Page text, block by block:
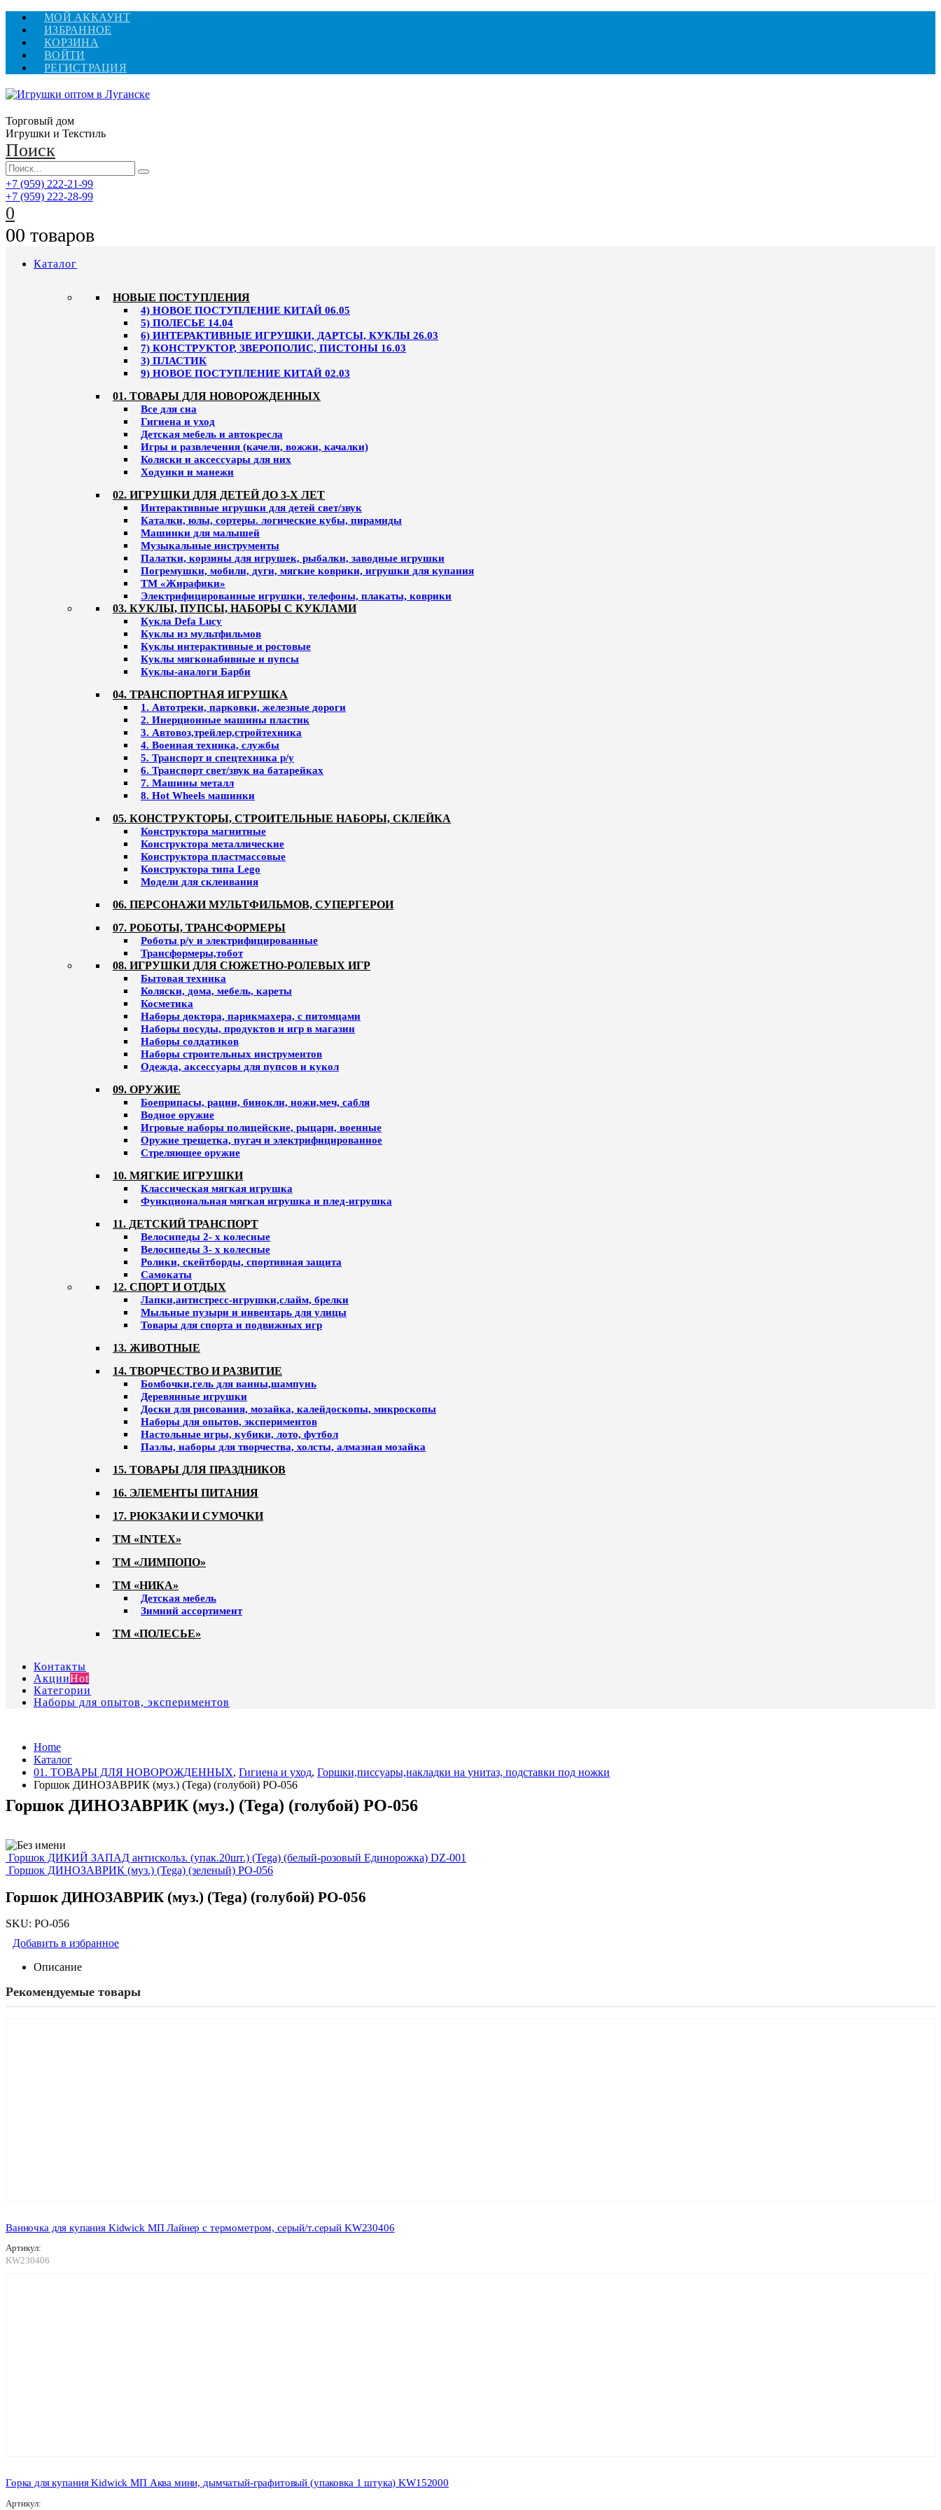
МОЙ АККАУНТ
ИЗБРАННОЕ
КОРЗИНА
ВОЙТИ
РЕГИСТРАЦИЯ
Торговый дом
Игрушки и Текстиль
Поиск
+7 (959) 222-21-99
+7 (959) 222-28-99
0
00 товаров
Каталог
НОВЫЕ ПОСТУПЛЕНИЯ
4) НОВОЕ ПОСТУПЛЕНИЕ КИТАЙ 06.05
5) ПОЛЕСЬЕ 14.04
6) ИНТЕРАКТИВНЫЕ ИГРУШКИ, ДАРТСЫ, КУКЛЫ 26.03
7) КОНСТРУКТОР, ЗВЕРОПОЛИС, ПИСТОНЫ 16.03
3) ПЛАСТИК
9) НОВОЕ ПОСТУПЛЕНИЕ КИТАЙ 02.03
01. ТОВАРЫ ДЛЯ НОВОРОЖДЕННЫХ
Все для сна
Гигиена и уход
Детская мебель и автокресла
Игры и развлечения (качели, вожжи, качалки)
Коляски и аксессуары для них
Ходунки и манежи
02. ИГРУШКИ ДЛЯ ДЕТЕЙ ДО 3-Х ЛЕТ
Интерактивные игрушки для детей свет/звук
Каталки, юлы, сортеры. логические кубы, пирамиды
Машинки для малышей
Музыкальные инструменты
Палатки, корзины для игрушек, рыбалки, заводные игрушки
Погремушки, мобили, дуги, мягкие коврики, игрушки для купания
ТМ «Жирафики»
Электрифицированные игрушки, телефоны, плакаты, коврики
03. КУКЛЫ, ПУПСЫ, НАБОРЫ С КУКЛАМИ
Кукла Defa Lucy
Куклы из мультфильмов
Куклы интерактивные и ростовые
Куклы мягконабивные и пупсы
Куклы-аналоги Барби
04. ТРАНСПОРТНАЯ ИГРУШКА
1. Автотреки, парковки, железные дороги
2. Инерционные машины пластик
3. Автовоз,трейлер,стройтехника
4. Военная техника, службы
5. Транспорт и спецтехника р/у
6. Транспорт свет/звук на батарейках
7. Машины металл
8. Hot Wheels машинки
05. КОНСТРУКТОРЫ, СТРОИТЕЛЬНЫЕ НАБОРЫ, СКЛЕЙКА
Конструктора магнитные
Конструктора металлические
Конструктора пластмассовые
Конструктора типа Lego
Модели для склеивания
06. ПЕРСОНАЖИ МУЛЬТФИЛЬМОВ, СУПЕРГЕРОИ
07. РОБОТЫ, ТРАНСФОРМЕРЫ
Роботы р/у и электрифицированные
Трансформеры,тобот
08. ИГРУШКИ ДЛЯ СЮЖЕТНО-РОЛЕВЫХ ИГР
Бытовая техника
Коляски, дома, мебель, кареты
Косметика
Наборы доктора, парикмахера, с питомцами
Наборы посуды, продуктов и игр в магазин
Наборы солдатиков
Наборы строительных инструментов
Одежда, аксессуары для пупсов и кукол
09. ОРУЖИЕ
Боеприпасы, рации, бинокли, ножи,меч, сабля
Водное оружие
Игровые наборы полицейские, рыцари, военные
Оружие трещетка, пугач и электрифицированное
Стреляющее оружие
10. МЯГКИЕ ИГРУШКИ
Классическая мягкая игрушка
Функциональная мягкая игрушка и плед-игрушка
11. ДЕТСКИЙ ТРАНСПОРТ
Велосипеды 2- х колесные
Велосипеды 3- х колесные
Ролики, скейтборды, спортивная защита
Самокаты
12. СПОРТ И ОТДЫХ
Лапки,антистресс-игрушки,слайм, брелки
Мыльные пузыри и инвентарь для улицы
Товары для спорта и подвижных игр
13. ЖИВОТНЫЕ
14. ТВОРЧЕСТВО И РАЗВИТИЕ
Бомбочки,гель для ванны,шампунь
Деревянные игрушки
Доски для рисования, мозайка, калейдоскопы, микроскопы
Наборы для опытов, экспериментов
Настольные игры, кубики, лото, футбол
Пазлы, наборы для творчества, холсты, алмазная мозайка
15. ТОВАРЫ ДЛЯ ПРАЗДНИКОВ
16. ЭЛЕМЕНТЫ ПИТАНИЯ
17. РЮКЗАКИ И СУМОЧКИ
ТМ «INTEX»
ТМ «ЛИМПОПО»
ТМ «НИКА»
Детская мебель
Зимний ассортимент
ТМ «ПОЛЕСЬЕ»
Контакты
АкцииHot
Категории
Наборы для опытов, экспериментов
Home
Каталог
01. ТОВАРЫ ДЛЯ НОВОРОЖДЕННЫХ, Гигиена и уход, Горшки,писсуары,накладки на унитаз, подставки под ножки
Горшок ДИНОЗАВРИК (муз.) (Tega) (голубой) PO-056
Горшок ДИНОЗАВРИК (муз.) (Tega) (голубой) PO-056
Горшок ДИКИЙ ЗАПАД антискольз. (упак.20шт.) (Tega) (белый-розовый Единорожка) DZ-001
Горшок ДИНОЗАВРИК (муз.) (Tega) (зеленый) PO-056
Горшок ДИНОЗАВРИК (муз.) (Tega) (голубой) PO-056
SKU: PO-056
Добавить в избранное
Описание
Рекомендуемые товары
Ванночка для купания Kidwick МП Лайнер с термометром, серый/т.серый KW230406
Артикул:
KW230406
Горка для купания Kidwick МП Аква мини, дымчатый-графитовый (упаковка 1 штука) KW152000
Артикул: